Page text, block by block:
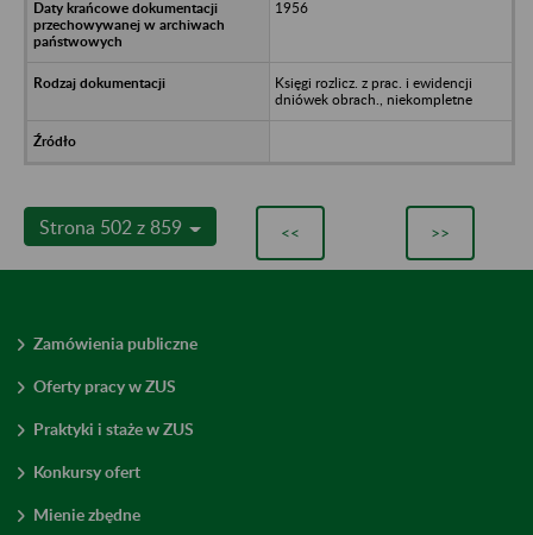
1956
Księgi rozlicz. z prac. i ewidencji
dniówek obrach., niekompletne
Strona 502 z 859 << >>
Zamówienia publiczne
Oferty pracy w ZUS
Praktyki i staże w ZUS
Konkursy ofert
Mienie zbędne